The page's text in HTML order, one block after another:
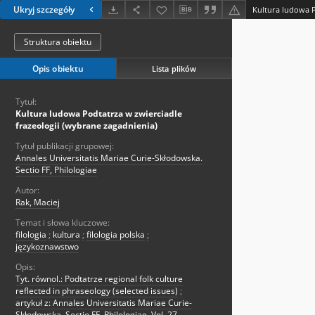
Ukryj szczegóły
Struktura obiektu
Opis obiektu Lista plików
Tytuł:
Kultura ludowa Podtatrza w zwierciadle
frazeologii (wybrane zagadnienia)
Tytuł publikacji grupowej:
Annales Universitatis Mariae Curie-Skłodowska.
Sectio FF, Philologiae
Autor:
Rak, Maciej
Temat i słowa kluczowe:
filologia ; kultura ; filologia polska ;
językoznawstwo
Opis:
Tyt. równol.: Podtatrze regional folk culture
reflected in phraseology (selected issues) ;
artykuł z: Annales Universitatis Mariae Curie-